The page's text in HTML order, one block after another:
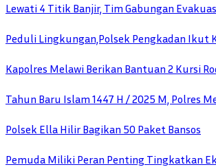
Lewati 4 Titik Banjir, Tim Gabungan
Peduli Lingkungan,Polsek Pengkadan Ikut
Kapolres Melawi Berikan Bantuan 2 Kursi
Tahun Baru Islam 1447 H / 2025 M, Polres
Polsek Ella Hilir Bagikan 50 Paket Bansos
Pemuda Miliki Peran Penting Tingkatkan